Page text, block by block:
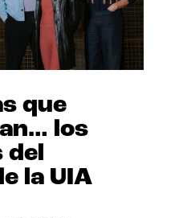
que
los
del
la UIA